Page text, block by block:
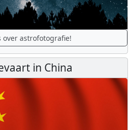
over astrofotografie!
in China